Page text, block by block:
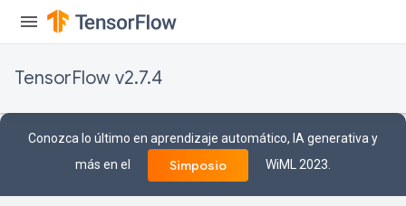
TensorFlow v2.7.4
Conozca lo último en aprendizaje automático, IA generativa y
más en el
Simposio WiML 2023.